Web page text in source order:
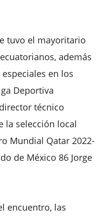
tuvo el mayoritario
además
en los
Deportiva
técnico
la selección local
Mundial Qatar 2022-
de México 86 Jorge
encuentro, las